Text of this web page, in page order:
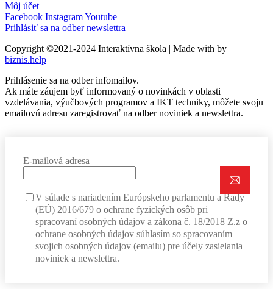
Môj účet
Facebook InstagramYoutube
Prihlásiť sa na odber newslettra
Copyright ©2021-2024 Interaktívna škola | Made with by
biznis.help
Prihlásenie sa na odber infomailov.
Ak máte záujem byť informovaný o novinkách v oblasti
vzdelávania, výučbových programov a IKT techniky, môžete svoju
emailovú adresu zaregistrovať na odber noviniek a newslettra.
E-mailová adresa
V súlade s nariadením Európskeho parlamentu a Rady
(EÚ) 2016/679 o ochrane fyzických osôb pri
spracovaní osobných údajov a zákona č. 18/2018 Z.z o
ochrane osobných údajov súhlasím so spracovaním
svojich osobných údajov (emailu) pre účely zasielania
noviniek a newslettra.